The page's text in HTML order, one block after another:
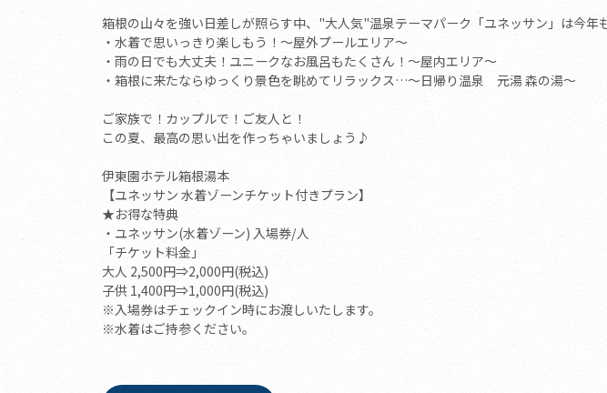
箱根の山々を強い日差しが照らす中、"大人気"温泉テーマパーク「ユネッサン」は今年
・水着で思いっきり楽しもう！～屋外プールエリア～
・雨の日でも大丈夫！ユニークなお風呂もたくさん！～屋内エリア～
・箱根に来たならゆっくり景色を眺めてリラックス…～日帰り温泉 元湯 森の湯～
ご家族で！カップルで！ご友人と！
この夏、最高の思い出を作っちゃいましょう♪
伊東園ホテル箱根湯本
【ユネッサン 水着ゾーンチケット付きプラン】
★お得な特典
・ユネッサン(水着ゾーン) 入場券/人
「チケット料金」
大人 2,500円⇒2,000円(税込)
子供 1,400円⇒1,000円(税込)
※入場券はチェックイン時にお渡しいたします。
※水着はご持参ください。